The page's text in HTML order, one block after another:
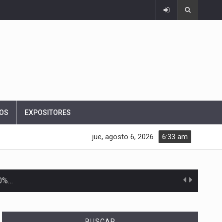
EXPOSITORES
6:33 am
jue, agosto 6, 2026